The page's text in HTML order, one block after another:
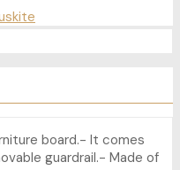
board.- It comes
guardrail.- Made of